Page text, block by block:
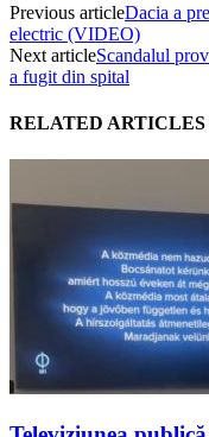
Previous articleDacia a
electric (VIDEO)
Next articleScandalul
a fugit din spital
RELATED ARTICLES